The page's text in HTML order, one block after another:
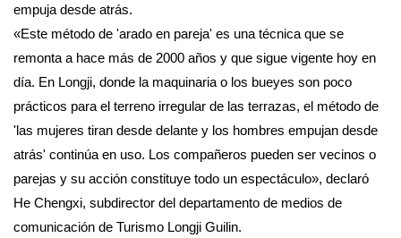
empuja desde atrás.
«Este método de 'arado en pareja' es una técnica que se
remonta a hace más de 2000 años y que sigue vigente hoy en
día. En Longji, donde la maquinaria o los bueyes son poco
prácticos para el terreno irregular de las terrazas, el método de
'las mujeres tiran desde delante y los hombres empujan desde
atrás' continúa en uso. Los compañeros pueden ser vecinos o
parejas y su acción constituye todo un espectáculo», declaró
He Chengxi, subdirector del departamento de medios de
comunicación de Turismo Longji Guilin.